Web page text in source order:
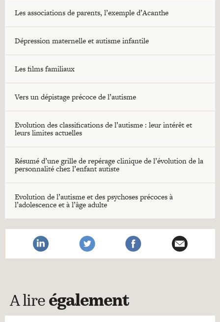
Les associations de parents, l’exemple d’Acanthe
Dépression maternelle et autisme infantile
Les films familiaux
Vers un dépistage précoce de l’autisme
Evolution des classifications de l’autisme : leur intérêt et
leurs limites actuelles
Résumé d’une grille de repérage clinique de l’évolution de la
personnalité chez l’enfant autiste
Evolution de l’autisme et des psychoses précoces à
l’adolescence et à l’âge adulte
A lire également